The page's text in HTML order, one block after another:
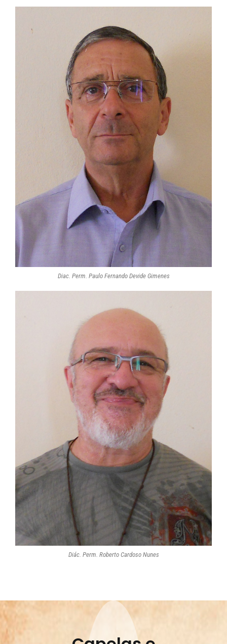
Diac. Perm. Paulo Fernando Devide Gimenes
Diác. Perm. Roberto Cardoso Nunes